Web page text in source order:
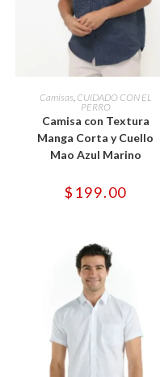
SELECCIONAR OPCIONES
producto
tiene
múltiples
variantes.
Las
opciones
se
en
producto
Camisas, CUIDADO CON EL
PERRO
Camisa con Textura
Manga Corta y Cuello
Mao Azul Marino
$ 199.00